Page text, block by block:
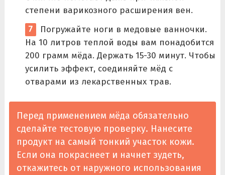
степени варикозного расширения вен.
Погружайте ноги в медовые ванночки.
На 10 литров теплой воды вам понадобится
200 грамм мёда. Держать 15-30 минут. Чтобы
усилить эффект, соединяйте мёд с
отварами из лекарственных трав.
Перед применением мёда обязательно
сделайте тестовую проверку. Нанесите
продукт на самый тонкий участок кожи.
Если она покраснеет и начнет зудеть,
откажитесь от наружного использования